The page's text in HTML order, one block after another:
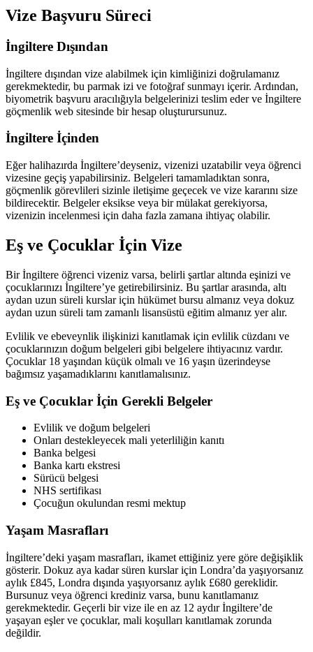
Vize Başvuru Süreci
İngiltere Dışından
İngiltere dışından vize alabilmek için kimliğinizi doğrulamanız
gerekmektedir, bu parmak izi ve fotoğraf sunmayı içerir. Ardından,
biyometrik başvuru aracılığıyla belgelerinizi teslim eder ve İngiltere
göçmenlik web sitesinde bir hesap oluşturursunuz.
İngiltere İçinden
Eğer halihazırda İngiltere’deyseniz, vizenizi uzatabilir veya öğrenci
vizesine geçiş yapabilirsiniz. Belgeleri tamamladıktan sonra,
göçmenlik görevlileri sizinle iletişime geçecek ve vize kararını size
bildirecektir. Belgeler eksikse veya bir mülakat gerekiyorsa,
vizenizin incelenmesi için daha fazla zamana ihtiyaç olabilir.
Eş ve Çocuklar İçin Vize
Bir İngiltere öğrenci vizeniz varsa, belirli şartlar altında eşinizi ve
çocuklarınızı İngiltere’ye getirebilirsiniz. Bu şartlar arasında, altı
aydan uzun süreli kurslar için hükümet bursu almanız veya dokuz
aydan uzun süreli tam zamanlı lisansüstü eğitim almanız yer alır.
Evlilik ve ebeveynlik ilişkinizi kanıtlamak için evlilik cüzdanı ve
çocuklarınızın doğum belgeleri gibi belgelere ihtiyacınız vardır.
Çocuklar 18 yaşından küçük olmalı ve 16 yaşın üzerindeyse
bağımsız yaşamadıklarını kanıtlamalısınız.
Eş ve Çocuklar İçin Gerekli Belgeler
Evlilik ve doğum belgeleri
Onları destekleyecek mali yeterliliğin kanıtı
Banka belgesi
Banka kartı ekstresi
Sürücü belgesi
NHS sertifikası
Çocuğun okulundan resmi mektup
Yaşam Masrafları
İngiltere’deki yaşam masrafları, ikamet ettiğiniz yere göre değişiklik
gösterir. Dokuz aya kadar süren kurslar için Londra’da yaşıyorsanız
aylık £845, Londra dışında yaşıyorsanız aylık £680 gereklidir.
Bursunuz veya öğrenci krediniz varsa, bunu kanıtlamanız
gerekmektedir. Geçerli bir vize ile en az 12 aydır İngiltere’de
yaşayan eşler ve çocuklar, mali koşulları kanıtlamak zorunda
değildir.